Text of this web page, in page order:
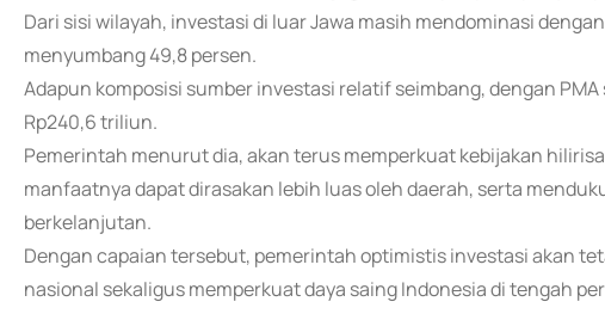
Dari sisi wilayah, investasi di luar Jawa masih mendominasi
menyumbang 49,8 persen.
Adapun komposisi sumber investasi relatif seimbang, dengan
Rp240,6 triliun.
Pemerintah menurut dia, akan terus memperkuat kebijakan
manfaatnya dapat dirasakan lebih luas oleh daerah, serta
berkelanjutan.
Dengan capaian tersebut, pemerintah optimistis investasi akan
nasional sekaligus memperkuat daya saing Indonesia di tengah